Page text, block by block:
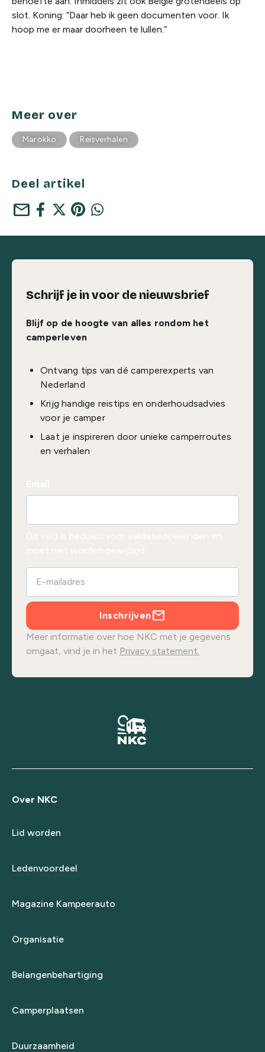
slot. Koning: “Daar heb ik geen documenten voor. Ik
hoop me er maar doorheen te lullen.”
Meer over
Marokko Reisverhalen
Deel artikel
mail
Schrijf je in voor de nieuwsbrief
Blijf op de hoogte van alles rondom het
camperleven
Ontvang tips van dé camperexperts van
Nederland
Krijg handige reistips en onderhoudsadvies
voor je camper
Laat je inspireren door unieke camperroutes
en verhalen
Inschrijven
Meer informatie over hoe NKC met je gegevens
omgaat, vind je in het Privacy statement.
Over NKC
Lid worden
Ledenvoordeel
Magazine Kampeerauto
Organisatie
Belangenbehartiging
Camperplaatsen
Duurzaamheid